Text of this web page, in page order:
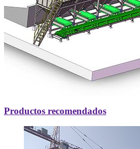
Productos recomendados